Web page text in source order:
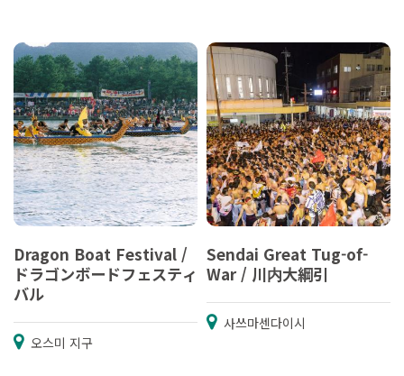
Dragon Boat Festival /
ドラゴンボードフェスティ
バル
오스미 지구
Sendai Great Tug-of-
War / 川内大綱引
사쓰마센다이시